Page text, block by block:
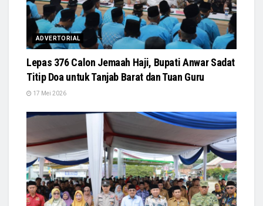
ADVERTORIAL
Lepas 376 Calon Jemaah Haji, Bupati Anwar Sadat
Titip Doa untuk Tanjab Barat dan Tuan Guru
17 Mei 2026